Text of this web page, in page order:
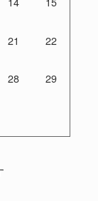
21 22
28 29